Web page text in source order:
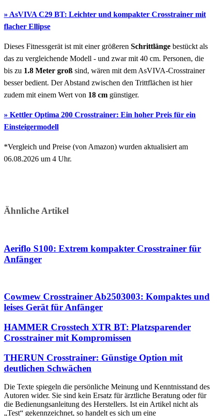
» AsVIVA C29 BT: Leichter und kompakter Crosstrainer mit
flacher Ellipse
Dieses Fitnessgerät ist mit einer größeren Schrittlänge bestückt als
das zu vergleichende Modell - und zwar mit 40 cm. Personen, die
bis zu 1.8 Meter groß sind, wären mit dem AsVIVA-Crosstrainer
besser bedient. Der Abstand zwischen den Trittflächen ist hier
zudem mit einem Wert von 18 cm günstiger.
» Kettler Optima 200 Crosstrainer: Ein hoher Preis für ein
Einsteigermodell
*Vergleich und Preise (von Amazon) wurden aktualisiert am
06.08.2026 um 4 Uhr.
Ähnliche Artikel
Aeriflo S100: Extrem kompakter Crosstrainer für
Anfänger
Cowmew Crosstrainer Ab2503003: Kompaktes und
leises Gerät für Anfänger
HAMMER Crosstech XTR BT: Platzsparender
Crosstrainer mit Kompromissen
THERUN Crosstrainer: Günstige Option mit
deutlichen Schwächen
Die Texte spiegeln die persönliche Meinung und Kenntnisstand des
Autoren wider. Sie sind kein Ersatz für ärztliche Beratung oder für
die Bedienungsanleitung des Herstellers. Ist ein Artikel nicht als
„Test“ gekennzeichnet, so handelt es sich um eine